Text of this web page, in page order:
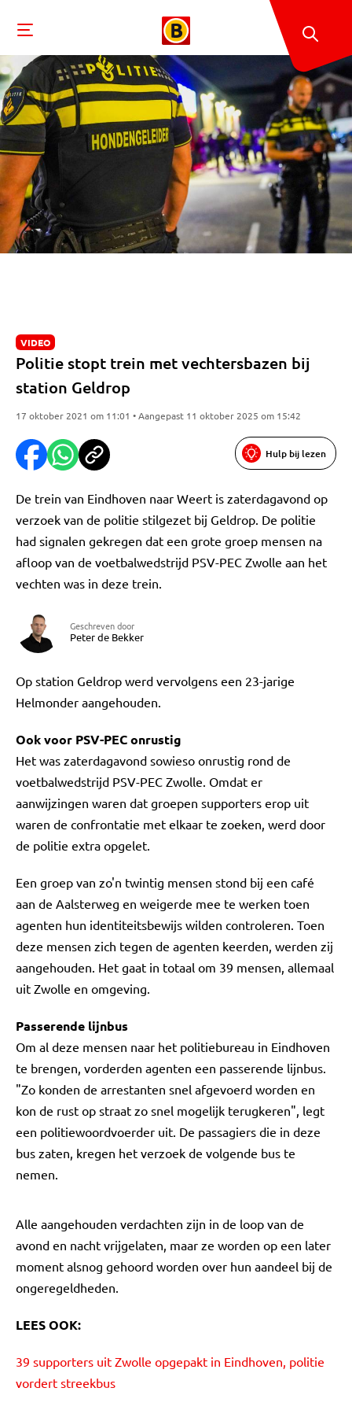
VIDEO
Politie stopt trein met vechtersbazen bij
station Geldrop
17 oktober 2021 om 11:01 • Aangepast 11 oktober 2025 om 15:42
Hulp bij lezen
De trein van Eindhoven naar Weert is zaterdagavond op
verzoek van de politie stilgezet bij Geldrop. De politie
had signalen gekregen dat een grote groep mensen na
afloop van de voetbalwedstrijd PSV-PEC Zwolle aan het
vechten was in deze trein.
Geschreven door
Peter de Bekker
Op station Geldrop werd vervolgens een 23-jarige
Helmonder aangehouden.
Ook voor PSV-PEC onrustig
Het was zaterdagavond sowieso onrustig rond de
voetbalwedstrijd PSV-PEC Zwolle. Omdat er
aanwijzingen waren dat groepen supporters erop uit
waren de confrontatie met elkaar te zoeken, werd door
de politie extra opgelet.
Een groep van zo'n twintig mensen stond bij een café
aan de Aalsterweg en weigerde mee te werken toen
agenten hun identiteitsbewijs wilden controleren. Toen
deze mensen zich tegen de agenten keerden, werden zij
aangehouden. Het gaat in totaal om 39 mensen, allemaal
uit Zwolle en omgeving.
Passerende lijnbus
Om al deze mensen naar het politiebureau in Eindhoven
te brengen, vorderden agenten een passerende lijnbus.
"Zo konden de arrestanten snel afgevoerd worden en
kon de rust op straat zo snel mogelijk terugkeren", legt
een politiewoordvoerder uit. De passagiers die in deze
bus zaten, kregen het verzoek de volgende bus te
nemen.
Alle aangehouden verdachten zijn in de loop van de
avond en nacht vrijgelaten, maar ze worden op een later
moment alsnog gehoord worden over hun aandeel bij de
ongeregeldheden.
LEES OOK:
39 supporters uit Zwolle opgepakt in Eindhoven, politie
vordert streekbus